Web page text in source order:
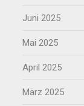
Juni 2025
Mai 2025
April 2025
März 2025